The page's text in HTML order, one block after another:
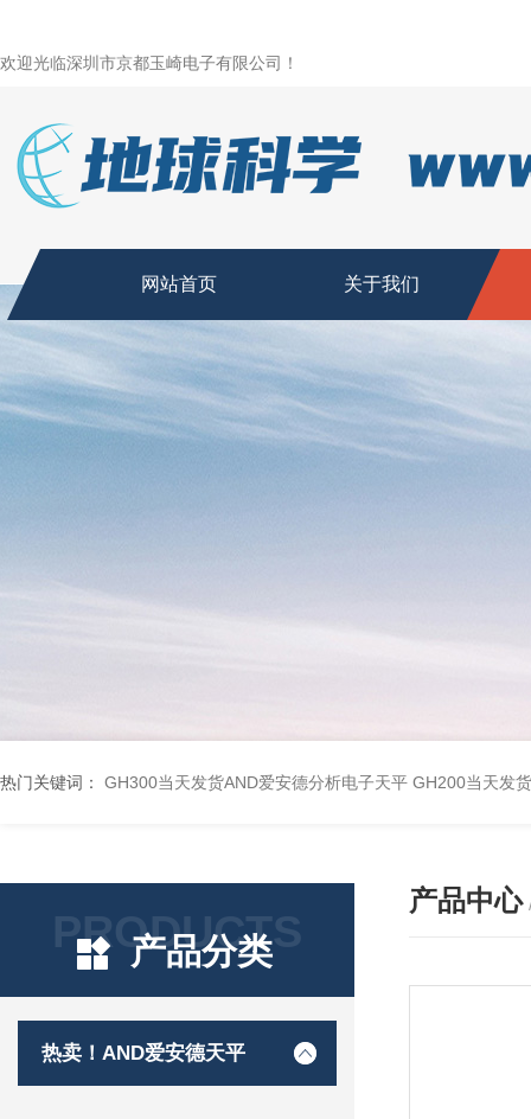
欢迎光临深圳市京都玉崎电子有限公司！
网站首页 关于我们
热门关键词： GH300当天发货AND爱安德分析电子天平 GH200当天发
PRODUCTS
产品分类
热卖！AND爱安德天平
产品中心